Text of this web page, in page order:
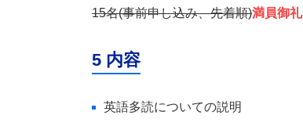
15名(事前申し込み、先着順)満員御礼
5 内容
英語多読についての説明